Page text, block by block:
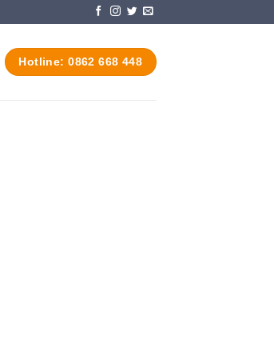
Hotline: 0862 668 448